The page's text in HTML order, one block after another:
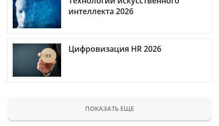
интеллекта 2026
Цифровизация HR 2026
ПОКАЗАТЬ ЕЩЕ